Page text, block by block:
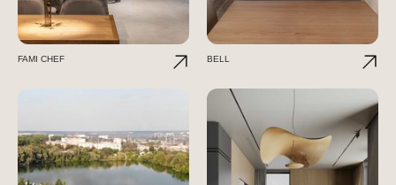
FAMI CHEF BELL